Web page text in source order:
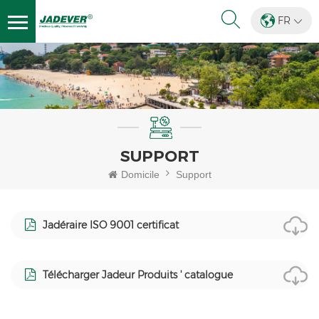
FR
SUPPORT
Domicile Support
Jadéraire ISO 9001 certificat
Télécharger Jadeur Produits ' catalogue